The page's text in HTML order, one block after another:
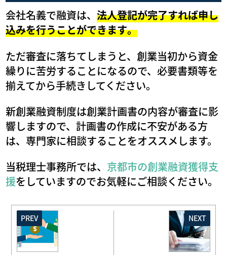
会社名義で融資は、法人登記が完了すれば申し
込みを行うことができます。
ただ審査に落ちてしまうと、創業当初から資金
繰りに苦労することになるので、必要書類等を
揃えてから手続きしてください。
新創業融資制度は創業計画書の内容が審査に影
響しますので、計画書の作成に不安がある方
は、専門家に相談することをオススメします。
当税理士事務所では、 京都市の創業融資獲得支
援をしていますのでお気軽にご相談ください。
PREV NEXT